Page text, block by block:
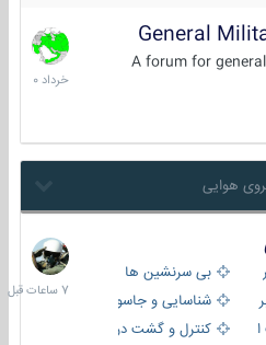
General
A forum for
10
خرداد
1400
بی سرنشین ها
شناسایی و جاسوسی
کنترل و گشت دریایی
7
ساعات
قبل